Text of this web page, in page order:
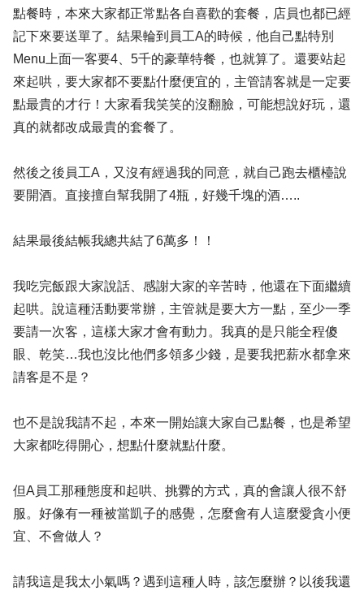
點餐時，本來大家都正常點各自喜歡的套餐，店員也都已經
記下來要送單了。結果輪到員工A的時候，他自己點特別
Menu上面一客要4、5千的豪華特餐，也就算了。還要站起
來起哄，要大家都不要點什麼便宜的，主管請客就是一定要
點最貴的才行！大家看我笑笑的沒翻臉，可能想說好玩，還
真的就都改成最貴的套餐了。
然後之後員工A，又沒有經過我的同意，就自己跑去櫃檯說
要開酒。直接擅自幫我開了4瓶，好幾千塊的酒…..
結果最後結帳我總共結了6萬多！！
我吃完飯跟大家說話、感謝大家的辛苦時，他還在下面繼續
起哄。說這種活動要常辦，主管就是要大方一點，至少一季
要請一次客，這樣大家才會有動力。我真的是只能全程傻
眼、乾笑…我也沒比他們多領多少錢，是要我把薪水都拿來
請客是不是？
也不是說我請不起，本來一開始讓大家自己點餐，也是希望
大家都吃得開心，想點什麼就點什麼。
但A員工那種態度和起哄、挑釁的方式，真的會讓人很不舒
服。好像有一種被當凱子的感覺，怎麼會有人這麼愛貪小便
宜、不會做人？
請我這是我太小氣嗎？遇到這種人時，該怎麼辦？以後我還